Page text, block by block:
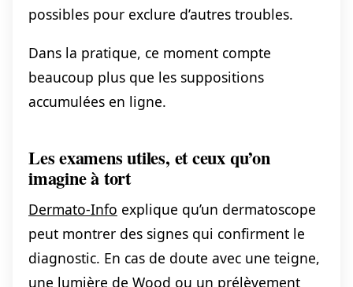
possibles pour exclure d’autres troubles.
Dans la pratique, ce moment compte
beaucoup plus que les suppositions
accumulées en ligne.
Les examens utiles, et ceux qu’on
imagine à tort
Dermato-Info explique qu’un dermatoscope
peut montrer des signes qui confirment le
diagnostic. En cas de doute avec une teigne,
une lumière de Wood ou un prélèvement